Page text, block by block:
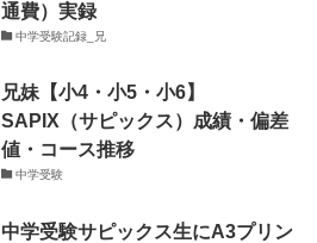
通費）実録
中学受験記録_兄
兄妹【小4・小5・小6】
SAPIX（サピックス）成績・偏差
値・コース推移
中学受験
中学受験サピックス生にA3プリン